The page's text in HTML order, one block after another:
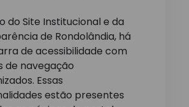
do Site Institucional e da
de Rondolândia, há
de acessibilidade com
de navegação
Essas
estão presentes